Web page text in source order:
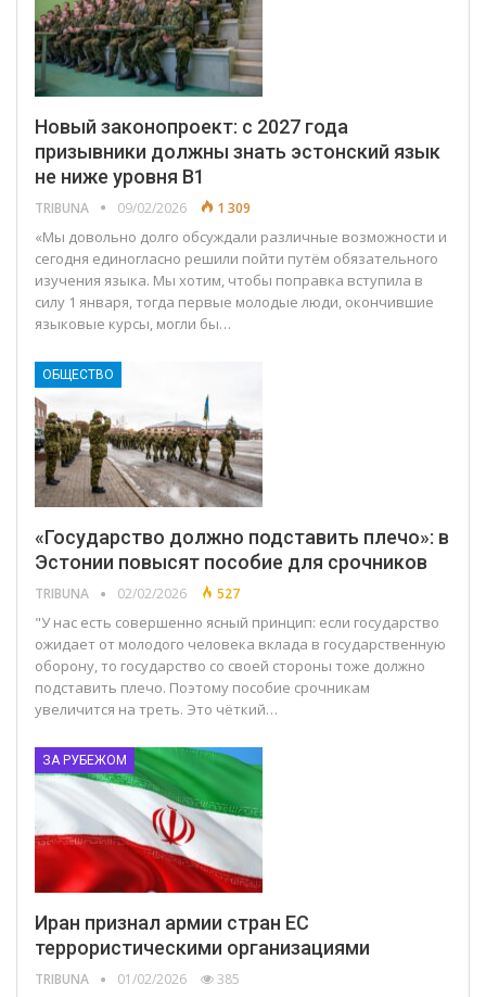
Новый законопроект: с 2027 года
призывники должны знать эстонский язык
не ниже уровня B1
TRIBUNA 09/02/2026 1 309
«Мы довольно долго обсуждали различные возможности и
сегодня единогласно решили пойти путём обязательного
изучения языка. Мы хотим, чтобы поправка вступила в
силу 1 января, тогда первые молодые люди, окончившие
языковые курсы, могли бы…
ОБЩЕСТВО
«Государство должно подставить плечо»: в
Эстонии повысят пособие для срочников
TRIBUNA 02/02/2026 527
"У нас есть совершенно ясный принцип: если государство
ожидает от молодого человека вклада в государственную
оборону, то государство со своей стороны тоже должно
подставить плечо. Поэтому пособие срочникам
увеличится на треть. Это чёткий…
ЗА РУБЕЖОМ
Иран признал армии стран ЕС
террористическими организациями
TRIBUNA 01/02/2026 385